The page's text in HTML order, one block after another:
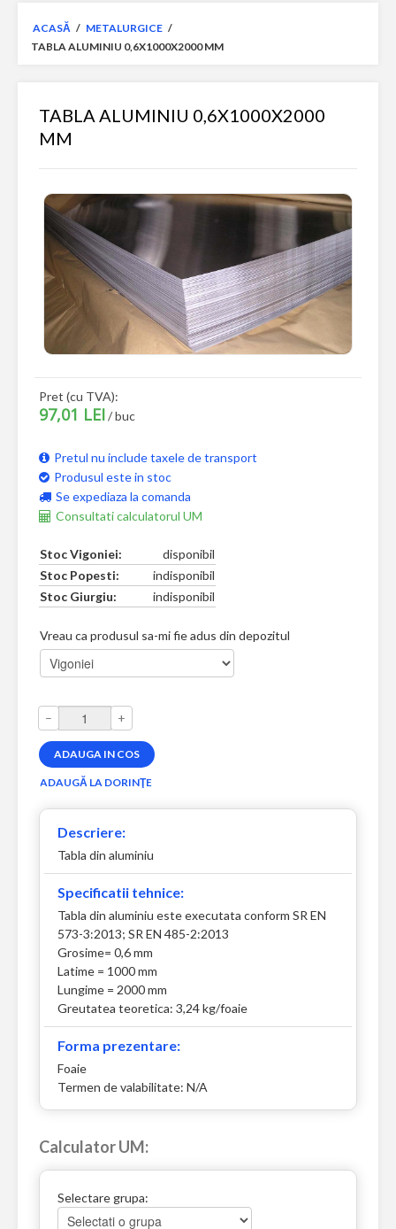
ACASĂ / METALURGICE /
TABLA ALUMINIU 0,6X1000X2000 MM
TABLA ALUMINIU 0,6X1000X2000
MM
Pret (cu TVA):
97,01 LEI/ buc
Pretul nu include taxele de transport
Produsul este in stoc
Se expediaza la comanda
Consultati calculatorul UM
Stoc Vigoniei:
disponibil
Stoc Popesti:
indisponibil
Stoc Giurgiu:
indisponibil
Vreau ca produsul sa-mi fie adus din depozitul
– +
Descriere:
Tabla din aluminiu
Specificatii tehnice:
Tabla din aluminiu este executata conform SR EN
573-3:2013; SR EN 485-2:2013
Grosime= 0,6 mm
Latime = 1000 mm
Lungime = 2000 mm
Greutatea teoretica: 3,24 kg/foaie
Forma prezentare:
Foaie
Termen de valabilitate: N/A
Calculator UM:
Selectare grupa: